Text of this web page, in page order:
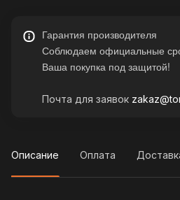
Гарантия производителя
Соблюдаем официальные
Ваша покупка под защитой!
Почта для заявок
Описание Оплата